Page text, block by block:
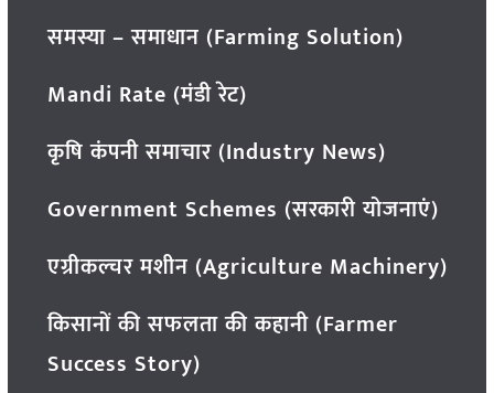
समस्या – समाधान (Farming Solution)
Mandi Rate (मंडी रेट)
कृषि कंपनी समाचार (Industry News)
Government Schemes (सरकारी योजनाएं)
एग्रीकल्चर मशीन (Agriculture Machinery)
किसानों की सफलता की कहानी (Farmer
Success Story)